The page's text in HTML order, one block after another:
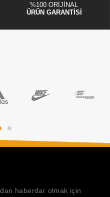
%100 ORİJİNAL
ÜRÜN GARANTİSİ
haberdar olmak için